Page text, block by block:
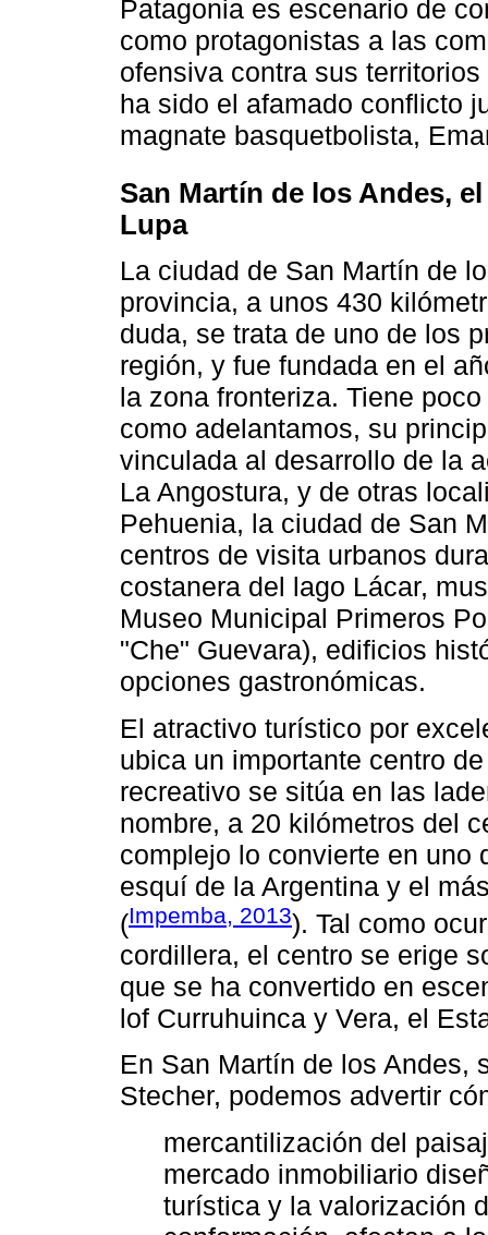
Patagonia es escenario de
como protagonistas a las
ofensiva contra sus
ha sido el afamado conflicto
magnate basquetbolista,
San Martín de los Andes,
Lupa
La ciudad de San Martín de
provincia, a unos 430
duda, se trata de uno de los
región, y fue fundada en el
la zona fronteriza. Tiene
como adelantamos, su
vinculada al desarrollo de la
La Angostura, y de otras
Pehuenia, la ciudad de San
centros de visita urbanos
costanera del lago Lácar,
Museo Municipal Primeros
"Che" Guevara), edificios
opciones gastronómicas.
El atractivo turístico por
ubica un importante centro
recreativo se sitúa en las
nombre, a 20 kilómetros del
complejo lo convierte en uno
esquí de la Argentina y el
(Impemba, 2013). Tal como
cordillera, el centro se erige
que se ha convertido en
lof Curruhuinca y Vera, el
En San Martín de los Andes,
Stecher, podemos advertir
mercantilización del
mercado inmobiliario
turística y la valorización